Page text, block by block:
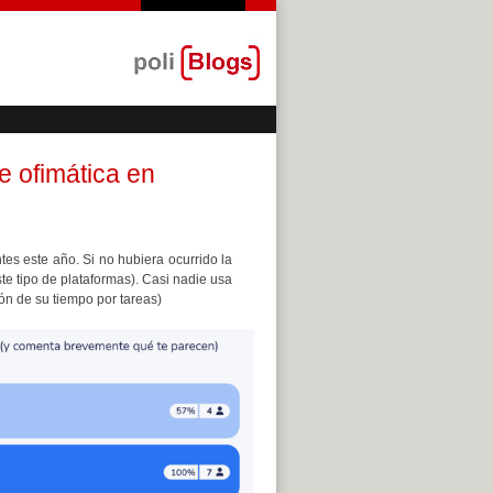
ofimática en
este año. Si no hubiera ocurrido la
tipo de plataformas). Casi nadie usa
de su tiempo por tareas)